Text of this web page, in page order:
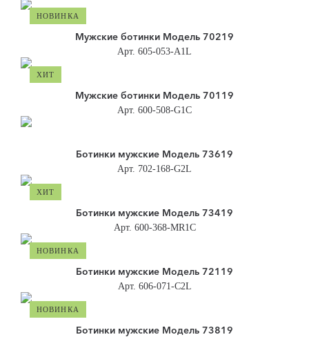
НОВИНКА
Мужские ботинки Модель 70219
Арт. 605-053-A1L
ХИТ
Мужские ботинки Модель 70119
Арт. 600-508-G1C
Ботинки мужские Модель 73619
Арт. 702-168-G2L
ХИТ
Ботинки мужские Модель 73419
Арт. 600-368-MR1C
НОВИНКА
Ботинки мужские Модель 72119
Арт. 606-071-C2L
НОВИНКА
Ботинки мужские Модель 73819